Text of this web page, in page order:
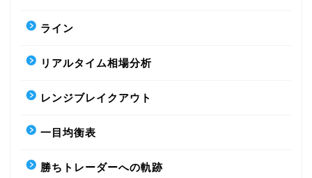
ライン
リアルタイム相場分析
レンジブレイクアウト
一目均衡表
勝ちトレーダーへの軌跡